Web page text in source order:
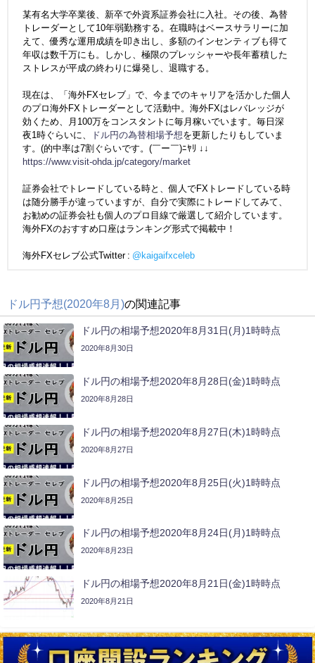
某有名大学卒業後、新卒で外資系証券会社に入社。その後、為替
トレーダーとして10年弱勤務する。在職時はベースサラリーに加
えて、優秀な運用成績を叩き出し、多額のインセンティブも得て
年収は数千万にも。しかし、極限のプレッシャーや長年蓄積した
ストレスが平成の終わりに爆発し、退職する。
現在は、「海外FXセレブ」で、今までのキャリアを活かした個人
のプロ海外FXトレーダーとして活動中。海外FXはレバレッジが
効くため、月100万をコンスタントに毎月稼いでいます。毎日深
夜1時ぐらいに、
ドル円の為替相場予想を更新したりもしていま
す。(的中率は7割ぐらいです。(￣ー￣)ﾆﾔﾘ ↓↓
https://www.visit-ohda.jp/category/market
証券会社でトレードしている時と、個人でFXトレードしている時
は随分勝手が違っていますが、自分で実際にトレードしてみて、
お勧めの証券会社も個人のプロ目線で厳選して紹介しています。
海外FXのおすすめ口座はランキング形式で掲載中！
海外FXセレブ公式Twitter : @kaigaifxceleb
ドル円予想(2020年8月)の関連記事
ドル円の相場予想2020年8月31日(月)1時時点
2020年8月30日
ドル円の相場予想2020年8月28日(金)1時時点
2020年8月28日
ドル円の相場予想2020年8月27日(木)1時時点
2020年8月27日
ドル円の相場予想2020年8月25日(火)1時時点
2020年8月25日
ドル円の相場予想2020年8月24日(月)1時時点
2020年8月23日
ドル円の相場予想2020年8月21日(金)1時時点
2020年8月21日